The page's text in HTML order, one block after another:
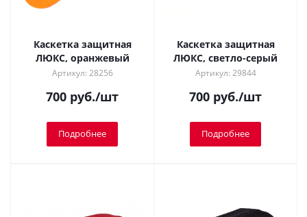
Каскетка защитная
ЛЮКС, оранжевый
Артикул: 28256
700 руб./шт
Подробнее
Каскетка защитная
ЛЮКС, светло-серый
Артикул: 29844
700 руб./шт
Подробнее